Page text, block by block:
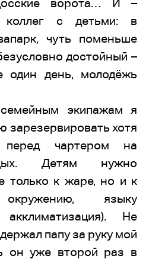
ворота… И –
коллег с детьми: в
чуть поменьше
достойный –
один день, молодёжь
экипажам я
зарезервировать хотя
чартером на
Детям нужно
только к жаре, но и к
окружению, языку
акклиматизация). Не
папу за руку мой
он уже второй раз в